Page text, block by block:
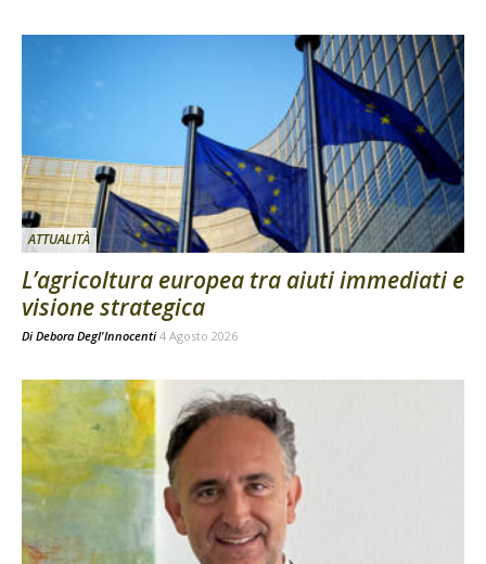
ATTUALITÀ
L’agricoltura europea tra aiuti immediati e
visione strategica
Di Debora Degl'Innocenti 4 Agosto 2026